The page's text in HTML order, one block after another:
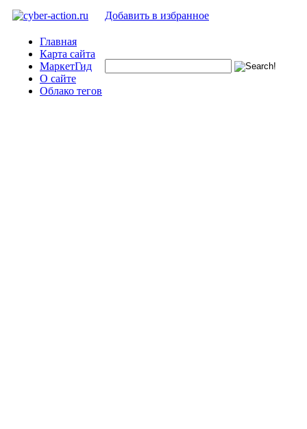
Добавить в избранное
Главная
Карта сайта
МаркетГид
О сайте
Облако тегов